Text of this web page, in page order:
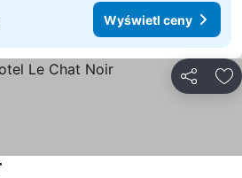
Wyświetl ceny